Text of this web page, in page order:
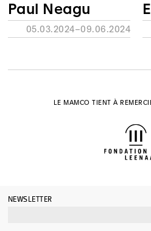
Paul Neagu
05.03.2024–09.06.2024
LE MAMCO TIENT À
NEWSLETTER